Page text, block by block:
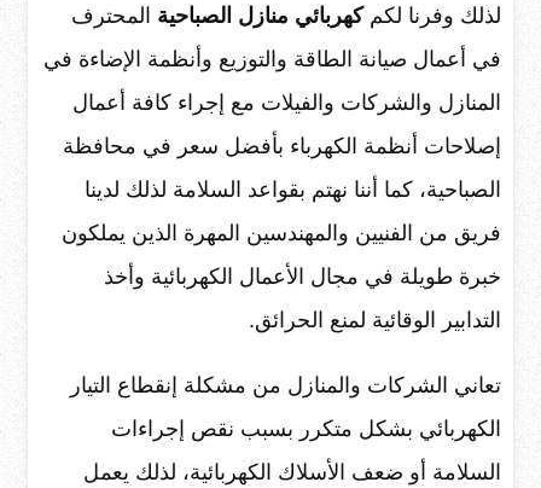
لذلك وفرنا لكمكهربائي منازل الصباحية المحترف
في أعمال صيانة الطاقة والتوزيع وأنظمة الإضاءة في
المنازل والشركات والفيلات مع إجراء كافة أعمال
إصلاحات أنظمة الكهرباء بأفضل سعر في محافظة
الصباحية، كما أننا نهتم بقواعد السلامة لذلك لدينا
فريق من الفنيين والمهندسين المهرة الذين يملكون
خبرة طويلة في مجال الأعمال الكهربائية وأخذ
التدابير الوقائية لمنع الحرائق.
تعاني الشركات والمنازل من مشكلة إنقطاع التيار
الكهربائي بشكل متكرر بسبب نقص إجراءات
السلامة أو ضعف الأسلاك الكهربائية، لذلك يعمل